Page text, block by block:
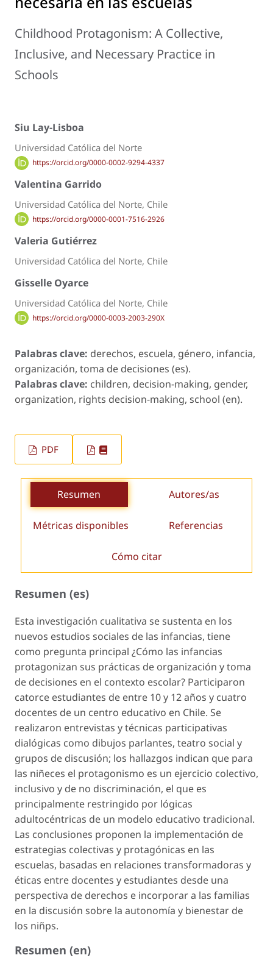
Childhood Protagonism: A Collective,
Inclusive, and Necessary Practice in
Schools
Siu Lay-Lisboa
Universidad Católica del Norte
https://orcid.org/0000-0002-9294-4337
Valentina Garrido
Universidad Católica del Norte, Chile
https://orcid.org/0000-0001-7516-2926
Valeria Gutiérrez
Universidad Católica del Norte, Chile
Gisselle Oyarce
Universidad Católica del Norte, Chile
https://orcid.org/0000-0003-2003-290X
Palabras clave: derechos, escuela, género, infancia,
organización, toma de decisiones (es).
Palabras clave: children, decision-making, gender,
organization, rights decision-making, school (en).
PDF
Resumen Autores/as
Métricas disponibles Referencias
Cómo citar
Resumen (es)
Esta investigación cualitativa se sustenta en los
nuevos estudios sociales de las infancias, tiene
como pregunta principal ¿Cómo las infancias
protagonizan sus prácticas de organización y toma
de decisiones en el contexto escolar? Participaron
catorce estudiantes de entre 10 y 12 años y cuatro
docentes de un centro educativo en Chile. Se
realizaron entrevistas y técnicas participativas
dialógicas como dibujos parlantes, teatro social y
grupos de discusión; los hallazgos indican que para
las niñeces el protagonismo es un ejercicio colectivo,
inclusivo y de no discriminación, el que es
principalmente restringido por lógicas
adultocéntricas de un modelo educativo tradicional.
Las conclusiones proponen la implementación de
estrategias colectivas y protagónicas en las
escuelas, basadas en relaciones transformadoras y
éticas entre docentes y estudiantes desde una
perspectiva de derechos e incorporar a las familias
en la discusión sobre la autonomía y bienestar de
los niñps.
Resumen (en)